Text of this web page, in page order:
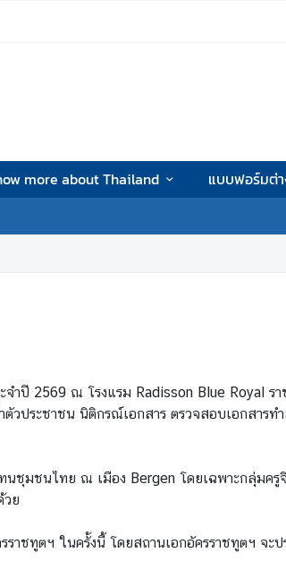
more about Thailand แบบฟอร์มต่
2569 ณ โรงแรม Radisson Blue Royal รา
วประชาชน นิติกรณ์เอกสาร ตรวจสอบเอกสาร
มชนไทย ณ เมือง Bergen โดยเฉพาะกลุ่มครู
วย
ชทูตฯ ในครั้งนี้ โดยสถานเอกอัครราชทูตฯ จะ